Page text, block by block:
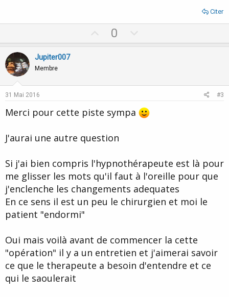
Citer
p
t
0
o
v
t
e
Jupiter007
Membre
31 Mai 2016 #3
Merci pour cette piste sympa
J'aurai une autre question
Si j'ai bien compris l'hypnothérapeute est là pour
me glisser les mots qu'il faut à l'oreille pour que
j'enclenche les changements adequates
En ce sens il est un peu le chirurgien et moi le
patient "endormi"
Oui mais voilà avant de commencer la cette
"opération" il y a un entretien et j'aimerai savoir
ce que le therapeute a besoin d'entendre et ce
qui le saoulerait